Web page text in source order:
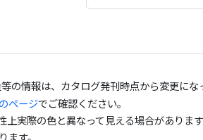
情報は、カタログ発刊時点から変更に
ページでご確認ください。
実際の色と異なって見える場合があります
す。